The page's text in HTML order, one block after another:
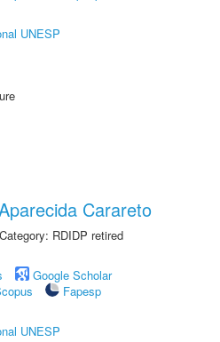
UNESP
Carareto
RDIDP retired
Google Scholar
Fapesp
UNESP